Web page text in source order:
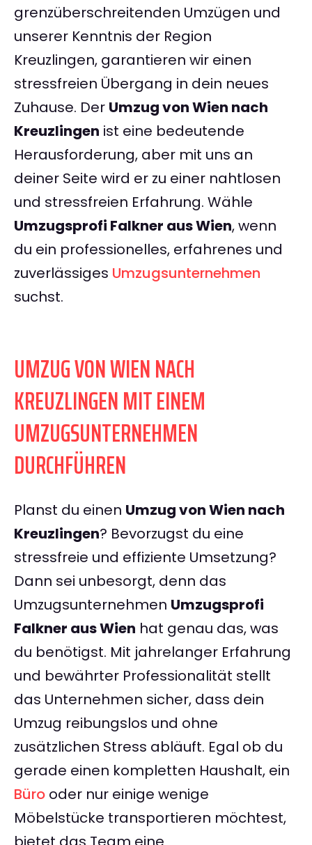
grenzüberschreitenden Umzügen und
unserer Kenntnis der Region
Kreuzlingen, garantieren wir einen
stressfreien Übergang in dein neues
Zuhause. Der Umzug von Wien nach
Kreuzlingen ist eine bedeutende
Herausforderung, aber mit uns an
deiner Seite wird er zu einer nahtlosen
und stressfreien Erfahrung. Wähle
Umzugsprofi Falkner aus Wien, wenn
du ein professionelles, erfahrenes und
zuverlässiges Umzugsunternehmen
suchst.
UMZUG VON WIEN NACH
KREUZLINGEN MIT EINEM
UMZUGSUNTERNEHMEN
DURCHFÜHREN
Planst du einen Umzug von Wien nach
Kreuzlingen? Bevorzugst du eine
stressfreie und effiziente Umsetzung?
Dann sei unbesorgt, denn das
Umzugsunternehmen Umzugsprofi
Falkner aus Wien hat genau das, was
du benötigst. Mit jahrelanger Erfahrung
und bewährter Professionalität stellt
das Unternehmen sicher, dass dein
Umzug reibungslos und ohne
zusätzlichen Stress abläuft. Egal ob du
gerade einen kompletten Haushalt, ein
Büro oder nur einige wenige
Möbelstücke transportieren möchtest,